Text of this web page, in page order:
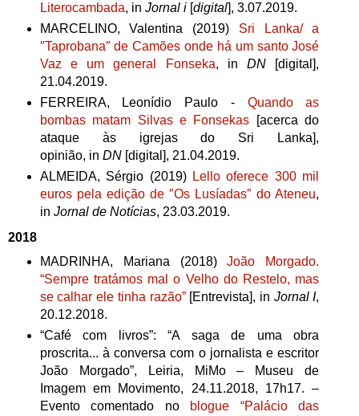
Literocambada, in Jornal i [digital], 3.07.2019.
MARCELINO, Valentina (2019) Sri Lanka/ a
″Taprobana″ de Camões onde há um santo José
Vaz e um general Fonseka, inDN [digital],
21.04.2019.
FERREIRA,
Leonídio Paulo - Quando as
bombas matam Silvas e Fonsekas [acerca do
ataque às igrejas do Sri Lanka],
opinião, in DN[digital], 21.04.2019.
ALMEIDA, Sérgio (2019) Lello oferece 300 mil
euros pela edição de ″Os Lusíadas″ do Ateneu,
in Jornal de Notícias, 23.03.2019.
2018
MADRINHA, Mariana (2018)João Morgado.
“Sempre tratámos mal o Velho do Restelo, mas
se calhar ele tinha razão” [Entrevista], in Jornal I,
20.12.2018.
“Café com livros”: “A saga de uma obra
proscrita... à conversa com o jornalista e escritor
João Morgado”, Leiria, MiMo – Museu de
Imagem em Movimento, 24.11.2018, 17h17. –
Evento comentado no
blogue “Palácio das